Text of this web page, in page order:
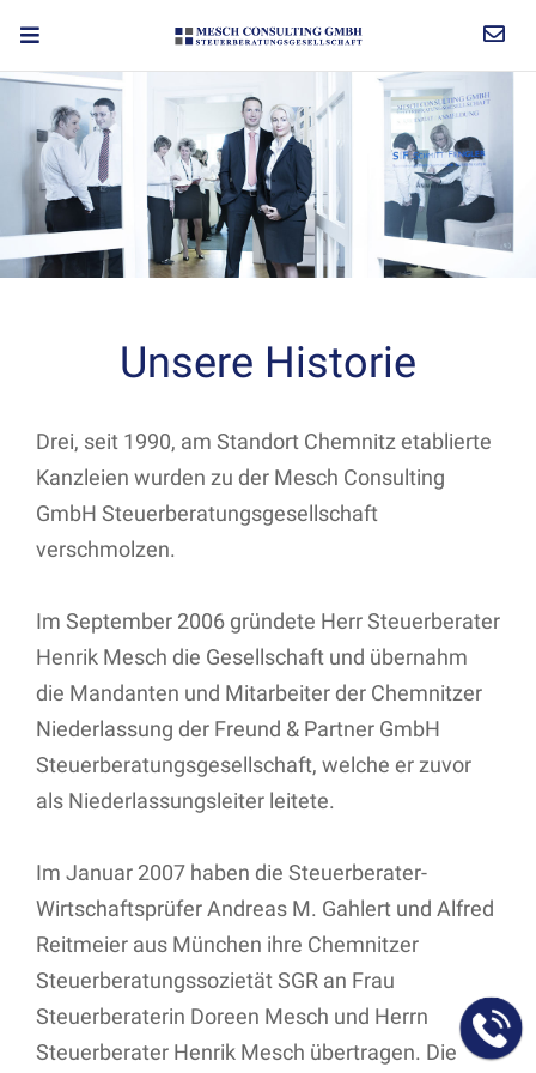
Unsere Historie
Drei, seit 1990, am Standort Chemnitz etablierte
Kanzleien wurden zu der Mesch Consulting
GmbH Steuerberatungsgesellschaft
verschmolzen.
Im September 2006 gründete Herr Steuerberater
Henrik Mesch die Gesellschaft und übernahm
die Mandanten und Mitarbeiter der Chemnitzer
Niederlassung der Freund & Partner GmbH
Steuerberatungsgesellschaft, welche er zuvor
als Niederlassungsleiter leitete.
Im Januar 2007 haben die Steuerberater-
Wirtschaftsprüfer Andreas M. Gahlert und Alfred
Reitmeier aus München ihre Chemnitzer
Steuerberatungssozietät SGR an Frau
Steuerberaterin Doreen Mesch und Herrn
Steuerberater Henrik Mesch übertragen. Die